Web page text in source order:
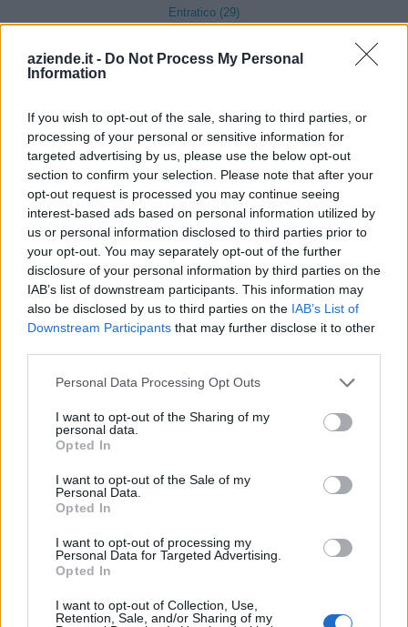
aziende.it - Do Not Process My Personal
Information
If you wish to opt-out of the sale, sharing to third parties, or
processing of your personal or sensitive information for
targeted advertising by us, please use the below opt-out
section to confirm your selection. Please note that after your
opt-out request is processed you may continue seeing
interest-based ads based on personal information utilized by
us or personal information disclosed to third parties prior to
your opt-out. You may separately opt-out of the further
disclosure of your personal information by third parties on the
IAB’s list of downstream participants. This information may
also be disclosed by us to third parties on the IAB’s List of
Downstream Participants that may further disclose it to other
Personal Data Processing Opt Outs
I want to opt-out of the Sharing of my
personal data.
Opted In
I want to opt-out of the Sale of my
Personal Data.
Opted In
I want to opt-out of processing my
Personal Data for Targeted Advertising.
Opted In
I want to opt-out of Collection, Use,
Retention, Sale, and/or Sharing of my
Entratico (29)
Fino del Monte (14)
Fiorano al Serio (59)
Fontanella (84)
Fonteno (2)
Foppolo (10)
Foresto Sparso (51)
Fornovo San Giovanni (71)
Fuipiano Valle Imagna (3)
Gandellino (12)
Gandino (154)
Gaverina Terme (10)
Ghisalba (128)
Gorle (182)